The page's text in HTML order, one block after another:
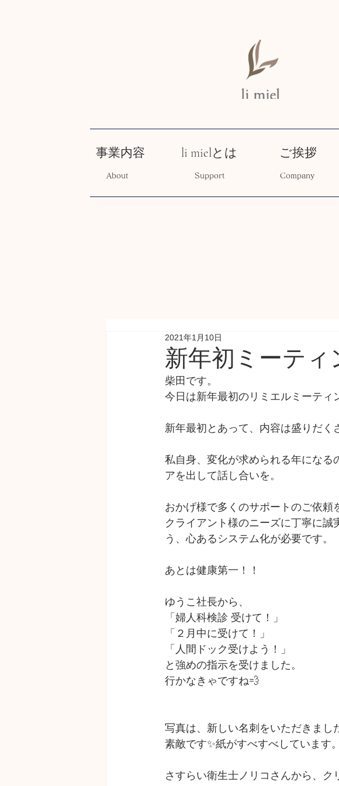
事業内容 li mielとは ご挨拶
About Support Company
新年初ミーティ
2021年1月10日
柴田です。
今日は新年最初のリミエルミーティ
新年最初とあって、内容は盛りだく
私自身、変化が求められる年になる
アを出して話し合いを。
おかげ様で多くのサポートのご依頼
クライアント様のニーズに丁寧に誠
う、心あるシステム化が必要です。
あとは健康第一！！
ゆうこ社長から、
「婦人科検診 受けて！」
「２月中に受けて！」
「人間ドック受けよう！」
と強めの指示を受けました。
行かなきゃですね💨
写真は、新しい名刺をいただきまし
素敵です✨紙がすべすべしています。
さすらい衛生士ノリコさんから、ク